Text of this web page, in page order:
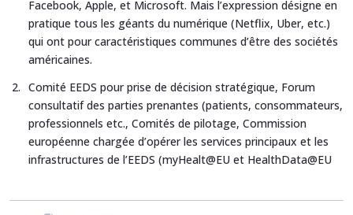
Facebook, Apple, et Microsoft. Mais l’expression désigne en
pratique tous les géants du numérique (Netflix, Uber, etc.)
qui ont pour caractéristiques communes d’être des sociétés
américaines.
Comité EEDS pour prise de décision stratégique, Forum
consultatif des parties prenantes (patients, consommateurs,
professionnels etc., Comités de pilotage, Commission
européenne chargée d’opérer les services principaux et les
infrastructures de l’EEDS (myHealt@EU et HealthData@EU